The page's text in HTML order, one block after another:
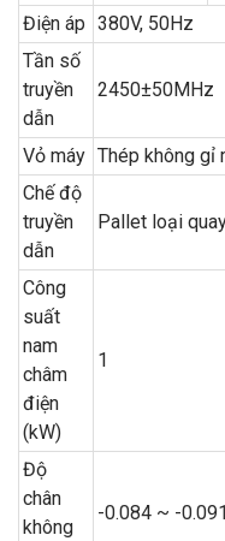
Điện áp 380V, 50Hz
Tần số
truyền
dẫn
2450±50MHz
Vỏ máy Thép không gỉ
Chế độ
truyền
dẫn
Pallet loại
Công
suất
nam
châm
điện
(kW)
1
Độ
chân
không
-0.084 ~ -0.091